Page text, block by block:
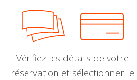
Vérifiez les détails de votre
réservation et sélectionner le